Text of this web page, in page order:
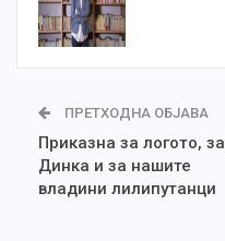
ПРЕТХОДНА ОБЈАВА
Приказна за логото, за
Динка и за нашите
владини лилипутанци